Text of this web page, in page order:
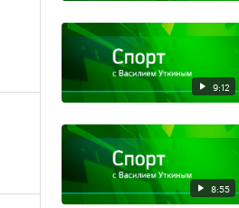
9:12
8:55